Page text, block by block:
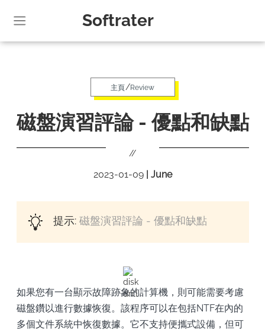
Softrater
主頁/Review
磁盤演習評論 - 優點和缺點
//
2023-01-09 | June
提示:磁盤演習評論 - 優點和缺點
如果您有一台顯示故障跡象的計算機，則可能需要考慮
磁盤鑽以進行數據恢復。該程序可以在包括NTF在內的
多個文件系統中恢復數據。它不支持便攜式設備，但可